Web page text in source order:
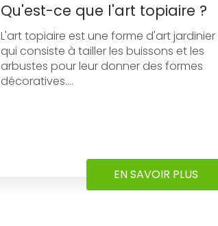
Qu'est-ce que l'art topiaire ?
L'art topiaire est une forme d'art jardinier
qui consiste à tailler les buissons et les
arbustes pour leur donner des formes
décoratives....
EN SAVOIR PLUS